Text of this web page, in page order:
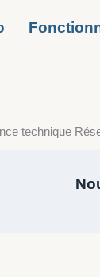
technique